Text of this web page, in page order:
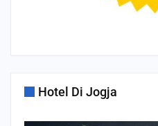
Hotel Di Jogja